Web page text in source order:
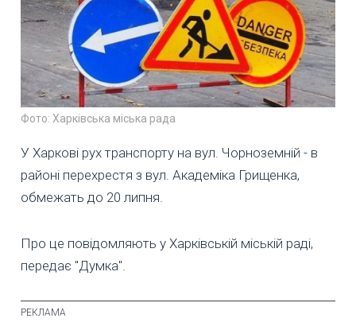
Фото: Харківська міська рада
У Харкові рух транспорту на вул. Чорноземній - в
районі перехрестя з вул. Академіка Грищенка,
обмежать до 20 липня.
Про це повідомляють у Харківській міській раді,
передає "Думка".